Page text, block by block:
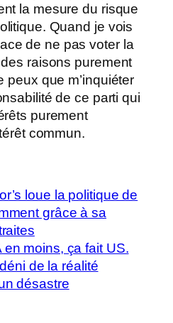
la mesure du risque
Quand je vois
de ne pas voter la
des raisons purement
peux que m’inquiéter
de ce parti qui
purement
commun.
loue la politique de
grâce à sa
en moins, ça fait US.
de la réalité
désastre